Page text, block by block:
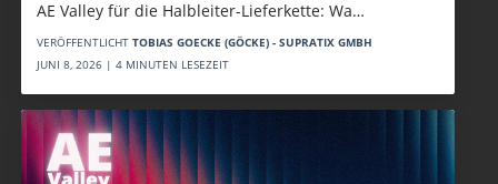
AE Valley für die Halbleiter-Lieferkette: Wa…
VERÖFFENTLICHT TOBIAS GOECKE (GÖCKE) - SUPRATIX GMBH
JUNI 8, 2026 | 4 MINUTEN LESEZEIT